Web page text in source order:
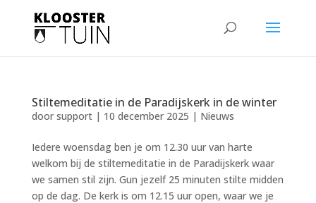
Stiltemeditatie in de Paradijskerk in de winter
door support| 10 december 2025 | Nieuws
Iedere woensdag ben je om 12.30 uur van harte
welkom bij de stiltemeditatie in de Paradijskerk waar
we samen stil zijn. Gun jezelf 25 minuten stilte midden
op de dag. De kerk is om 12.15 uur open, waar we je